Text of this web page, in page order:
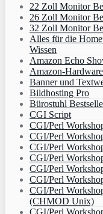
22 Zoll Monitor
26 Zoll Monitor
32 Zoll Monitor
Alles für die
Wissen
Amazon Echo
Amazon-
Banner und
Bildhosting Pro
Bürostuhl
CGI Script
CGI/Perl
CGI/Perl
CGI/Perl
CGI/Perl
CGI/Perl
CGI/Perl
CGI/Perl
(CHMOD Unix)
CGI/Perl